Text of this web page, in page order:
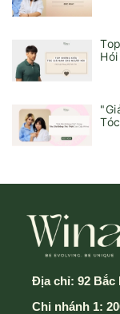
Địa chỉ: 92 Bắc
Chi nhánh 1: